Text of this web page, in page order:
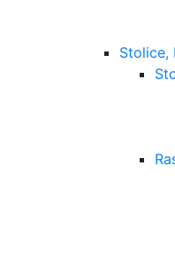
Stolice,